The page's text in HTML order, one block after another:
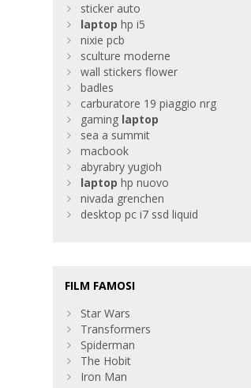
sticker auto
laptop hp i5
nixie pcb
sculture moderne
wall stickers flower
badles
carburatore 19 piaggio nrg
gaming laptop
sea a summit
macbook
abyrabry yugioh
laptop hp nuovo
nivada grenchen
desktop pc i7 ssd liquid
FILM FAMOSI
Star Wars
Transformers
Spiderman
The Hobit
Iron Man